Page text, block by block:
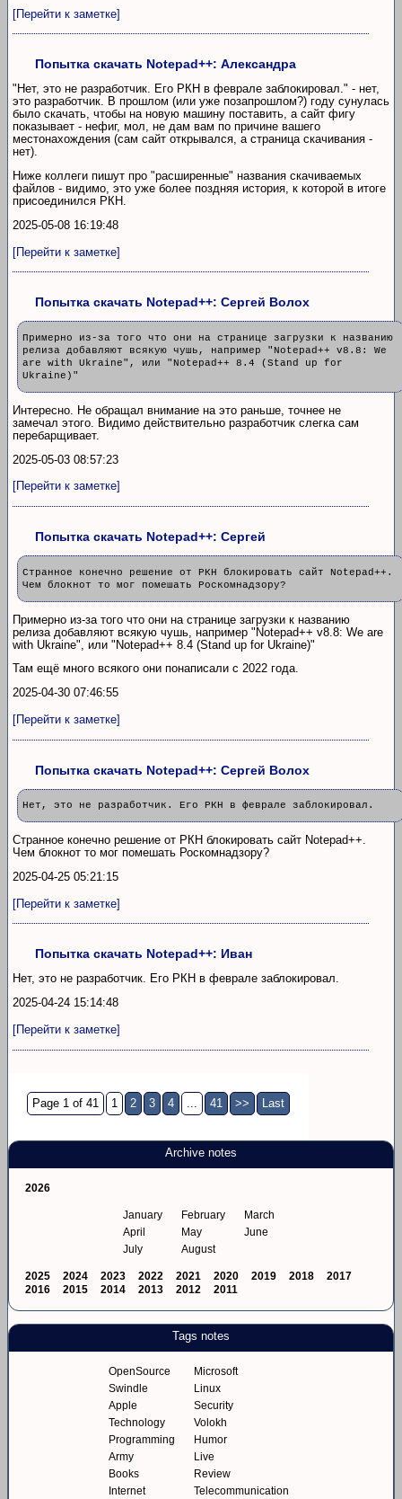
[Перейти к заметке]
Попытка скачать Notepad++: Александра
"Нет, это не разработчик. Его РКН в феврале заблокировал." - нет,
это разработчик. В прошлом (или уже позапрошлом?) году сунулась
было скачать, чтобы на новую машину поставить, а сайт фигу
показывает - нефиг, мол, не дам вам по причине вашего
местонахождения (сам сайт открывался, а страница скачивания -
нет).
Ниже коллеги пишут про "расширенные" названия скачиваемых
файлов - видимо, это уже более поздняя история, к которой в итоге
присоединился РКН.
2025-05-08 16:19:48
[Перейти к заметке]
Попытка скачать Notepad++: Сергей Волох
Примерно из-за того что они на странице загрузки к названию
релиза добавляют всякую чушь, например "Notepad++ v8.8: We
are with Ukraine", или "Notepad++ 8.4 (Stand up for
Ukraine)"
Интересно. Не обращал внимание на это раньше, точнее не
замечал этого. Видимо действительно разработчик слегка сам
перебарщивает.
2025-05-03 08:57:23
[Перейти к заметке]
Попытка скачать Notepad++: Сергей
Странное конечно решение от РКН блокировать сайт Notepad++.
Чем блокнот то мог помешать Роскомнадзору?
Примерно из-за того что они на странице загрузки к названию
релиза добавляют всякую чушь, например "Notepad++ v8.8: We are
with Ukraine", или "Notepad++ 8.4 (Stand up for Ukraine)"
Там ещё много всякого они понаписали с 2022 года.
2025-04-30 07:46:55
[Перейти к заметке]
Попытка скачать Notepad++: Сергей Волох
Нет, это не разработчик. Его РКН в феврале заблокировал.
Странное конечно решение от РКН блокировать сайт Notepad++.
Чем блокнот то мог помешать Роскомнадзору?
2025-04-25 05:21:15
[Перейти к заметке]
Попытка скачать Notepad++: Иван
Нет, это не разработчик. Его РКН в феврале заблокировал.
2025-04-24 15:14:48
[Перейти к заметке]
Page 1 of 41 1 2 3 4 41 >> Last
Archive notes
2026
January February
March
April
May
June
July
August
2025 2024 2023 2022 2021 2020 2019 2018
2017
2016
2015 2014 2013 2012 2011
Tags notes
OpenSource
Microsoft
Swindle
Linux
Apple
Security
Technology
Volokh
Programming
Humor
Army
Live
Books
Review
Internet
Telecommunication